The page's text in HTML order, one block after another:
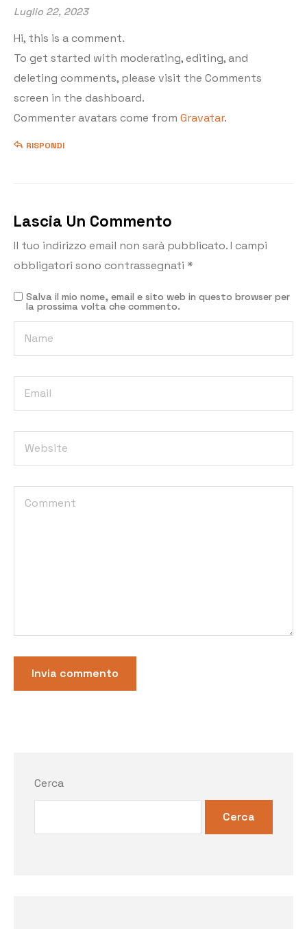
Default No Sidebar
News Grid
Grid No Sidebar
News Masonry
Luglio 22, 2023
Hi, this is a comment.
To get started with moderating, editing, and
deleting comments, please visit the Comments
screen in the dashboard.
Commenter avatars come from Gravatar.
RISPONDI
Lascia Un Commento
Il tuo indirizzo email non sarà pubblicato.I campi
obbligatori sono contrassegnati *
Salva il mio nome, email e sito web in questo browser per
la prossima volta che commento.
Cerca
Cerca